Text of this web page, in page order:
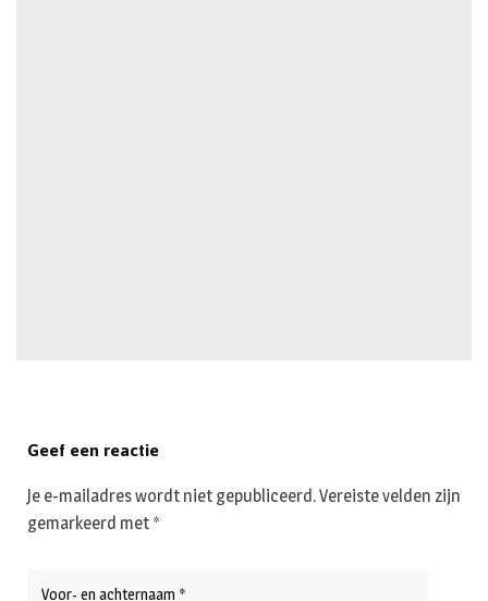
Geef een reactie
Je e-mailadres wordt niet gepubliceerd.Vereiste velden zijn
gemarkeerd met *